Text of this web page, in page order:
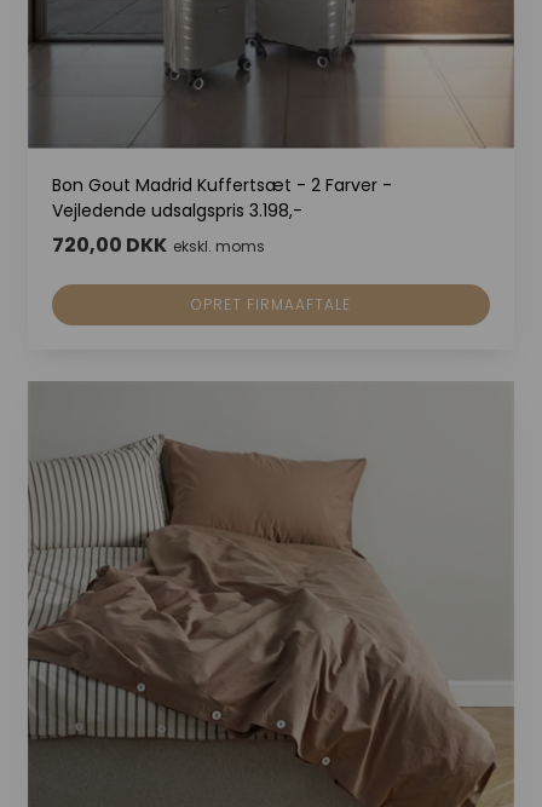
Bon Gout Madrid Kuffertsæt - 2 Farver -
Vejledende udsalgspris 3.198,-
720,00 DKK ekskl. moms
OPRET FIRMAAFTALE